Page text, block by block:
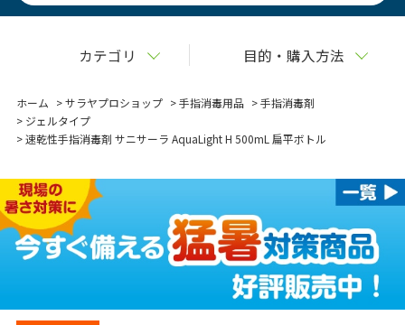
カテゴリ 目的・購入方法
ホーム >サラヤプロショップ >手指消毒用品 >手指消毒剤
> ジェルタイプ
>速乾性手指消毒剤 サニサーラ AquaLight H 500mL 扁平ボトル